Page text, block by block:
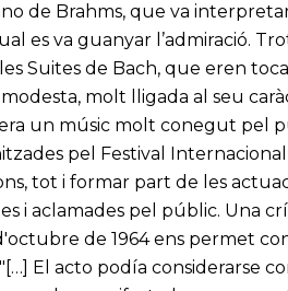
de Brahms, que va
es va guanyar l’admiració.
Suites de Bach, que eren
molt lligada al seu
un músic molt conegut pel
pel Festival
tot i formar part de les
i aclamades pel públic. Una
de 1964 ens permet
El acto podía considerarse